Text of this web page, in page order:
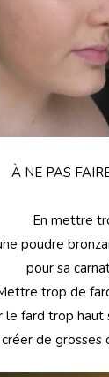
À NE PAS
En mettre
poudre
pour sa
trop de
le fard trop haut
de grosses